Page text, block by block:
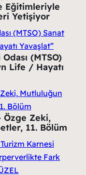
Eğitimleriyle
Yetişiyor
(MTSO)
Life / Hayatı
Özge Zeki,
11. Bölüm